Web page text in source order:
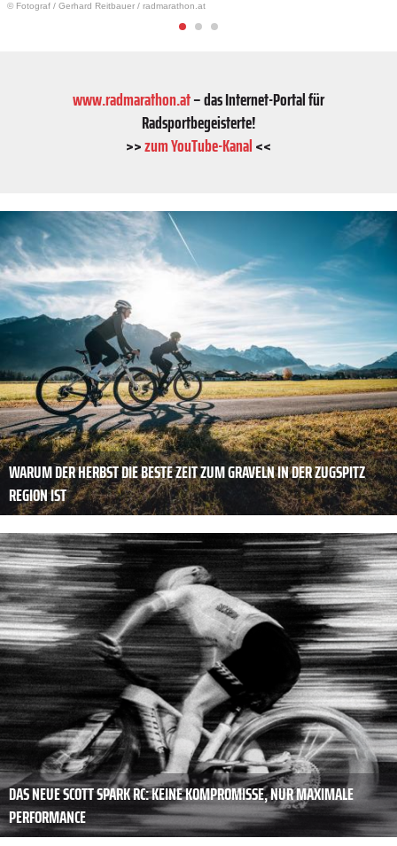
© Fotograf / Gerhard Reitbauer / radmarathon.at
www.radmarathon.at– das Internet-Portal für
Radsportbegeisterte!
>>zum YouTube-Kanal<<
WARUM DER HERBST DIE BESTE ZEIT ZUM GRAVELN IN DER ZUGSPITZ
REGION IST
DAS NEUE SCOTT SPARK RC: KEINE KOMPROMISSE, NUR MAXIMALE
PERFORMANCE